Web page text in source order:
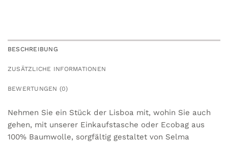
BESCHREIBUNG
ZUSÄTZLICHE INFORMATIONEN
BEWERTUNGEN (0)
Nehmen Sie ein Stück der Lisboa mit, wohin Sie auch
gehen, mit unserer Einkaufstasche oder Ecobag aus
100% Baumwolle, sorgfältig gestaltet von Selma